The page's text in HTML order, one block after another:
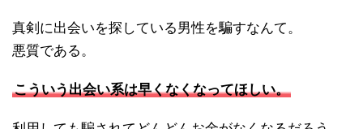
真剣に出会いを探している男性を騙すなんて。
悪質である。
こういう出会い系は早くなくなってほしい。